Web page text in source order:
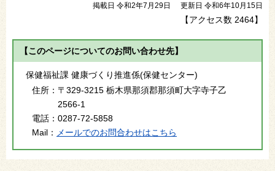
掲載日 令和2年7月29日 更新日 令和6年10月15日
【アクセス数 2464】
【このページについてのお問い合わせ先】
保健福祉課 健康づくり推進係(保健センター)
住所： 〒329-3215 栃木県那須郡那須町大字寺子乙
2566-1
電話： 0287-72-5858
Mail：
メールでのお問合わせはこちら